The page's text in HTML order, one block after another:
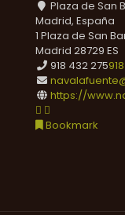
Plaza de San
Madrid, España
1 Plaza de San
Madrid 28729 ES
918 432 275
https://
Bookmark